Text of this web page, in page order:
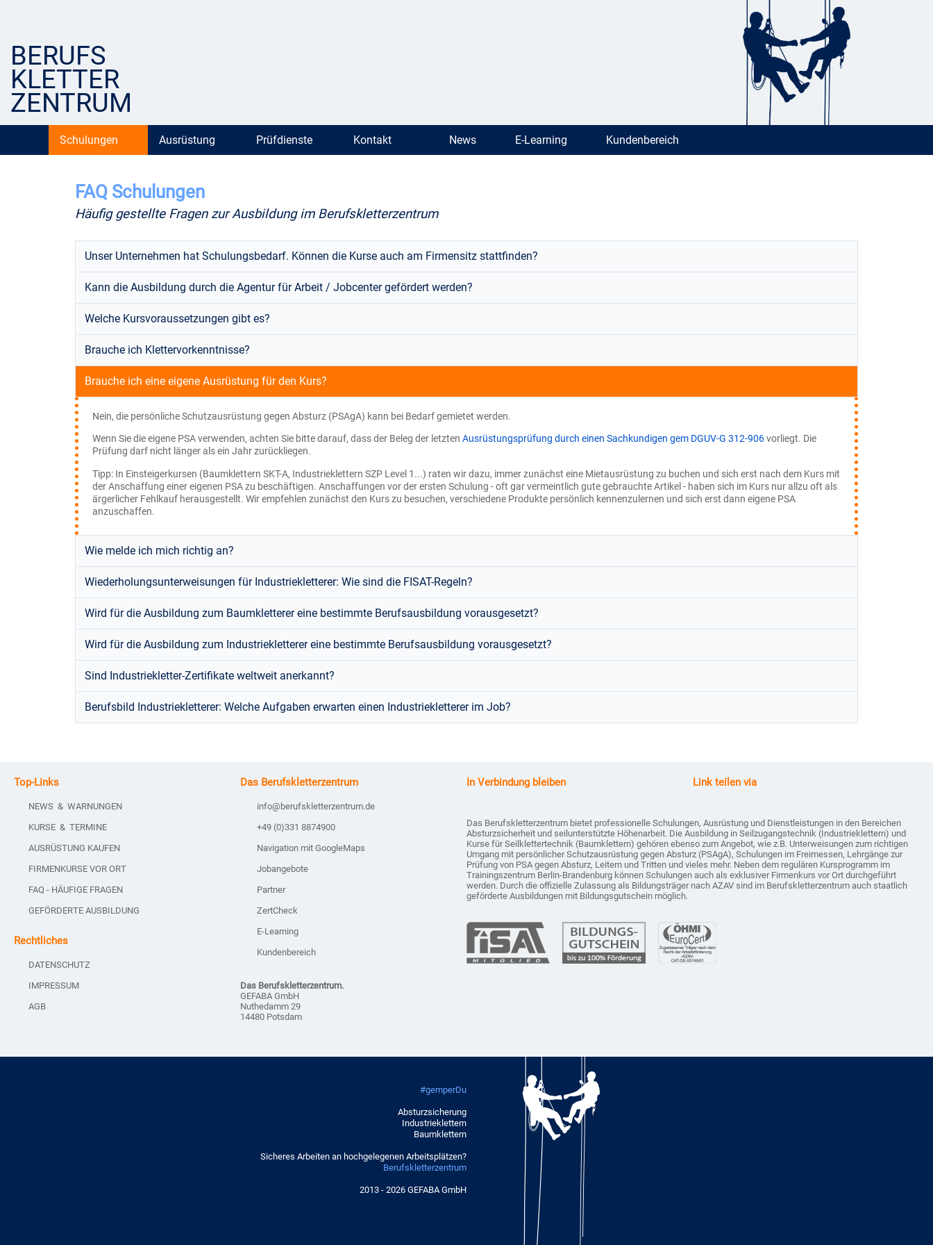
BERUFS
KLETTER
ZENTRUM
Schulungen Ausrüstung Prüfdienste Kontakt News E-Learning Kundenbereich
FAQ Schulungen
Häufig gestellte Fragen zur Ausbildung im Berufskletterzentrum
Unser Unternehmen hat Schulungsbedarf. Können die Kurse auch am Firmensitz stattfinden?
Kann die Ausbildung durch die Agentur für Arbeit / Jobcenter gefördert werden?
Welche Kursvoraussetzungen gibt es?
Brauche ich Klettervorkenntnisse?
Brauche ich eine eigene Ausrüstung für den Kurs?
Nein, die persönliche Schutzausrüstung gegen Absturz (PSAgA) kann bei Bedarf gemietet werden.
Wenn Sie die eigene PSA verwenden, achten Sie bitte darauf, dass der Beleg der letzten Ausrüstungsprüfung durch einen Sachkundigen gem DGUV-G 312-906vorliegt. Die
Prüfung darf nicht länger als ein Jahr zurückliegen.
Tipp: In Einsteigerkursen (Baumklettern SKT-A, Industrieklettern SZP Level 1...) raten wir dazu, immer zunächst eine Mietausrüstung zu buchen und sich erst nach dem Kurs mit
der Anschaffung einer eigenen PSA zu beschäftigen. Anschaffungen vor der ersten Schulung - oft gar vermeintlich gute gebrauchte Artikel - haben sich im Kurs nur allzu oft als
ärgerlicher Fehlkauf herausgestellt. Wir empfehlen zunächst den Kurs zu besuchen, verschiedene Produkte persönlich kennenzulernen und sich erst dann eigene PSA
anzuschaffen.
Wie melde ich mich richtig an?
Wiederholungsunterweisungen für Industriekletterer: Wie sind die FISAT-Regeln?
Wird für die Ausbildung zum Baumkletterer eine bestimmte Berufsausbildung vorausgesetzt?
Wird für die Ausbildung zum Industriekletterer eine bestimmte Berufsausbildung vorausgesetzt?
Sind Industriekletter-Zertifikate weltweit anerkannt?
Berufsbild Industriekletterer: Welche Aufgaben erwarten einen Industriekletterer im Job?
Top-Links
NEWS & WARNUNGEN
KURSE & TERMINE
AUSRÜSTUNG KAUFEN
FIRMENKURSE VOR ORT
FAQ - HÄUFIGE FRAGEN
GEFÖRDERTE AUSBILDUNG
Rechtliches
DATENSCHUTZ
IMPRESSUM
AGB
Das Berufskletterzentrum
info@berufskletterzentrum.de
+49 (0)331 8874900
Navigation mit GoogleMaps
Jobangebote
Partner
ZertCheck
E-Learning
Kundenbereich
Das Berufskletterzentrum.
GEFABA GmbH
Nuthedamm 29
14480 Potsdam
In Verbindung bleiben Link teilen via
Das Berufskletterzentrum bietet professionelle Schulungen, Ausrüstung und Dienstleistungen in den Bereichen
Absturzsicherheit und seilunterstützte Höhenarbeit. Die Ausbildung in Seilzugangstechnik (Industrieklettern) und
Kurse für Seilklettertechnik (Baumklettern) gehören ebenso zum Angebot, wie z.B. Unterweisungen zum richtigen
Umgang mit persönlicher Schutzausrüstung gegen Absturz (PSAgA), Schulungen im Freimessen, Lehrgänge zur
Prüfung von PSA gegen Absturz, Leitern und Tritten und vieles mehr. Neben dem regulären Kursprogramm im
Trainingszentrum Berlin-Brandenburg können Schulungen auch als exklusiver Firmenkurs vor Ort durchgeführt
werden. Durch die offizielle Zulassung als Bildungsträger nach AZAV sind im Berufskletterzentrum auch staatlich
geförderte Ausbildungen mit Bildungsgutschein möglich.
#gernperDu
Absturzsicherung
Industrieklettern
Baumklettern
Sicheres Arbeiten an hochgelegenen Arbeitsplätzen?
Berufskletterzentrum
2013 - 2026 GEFABA GmbH